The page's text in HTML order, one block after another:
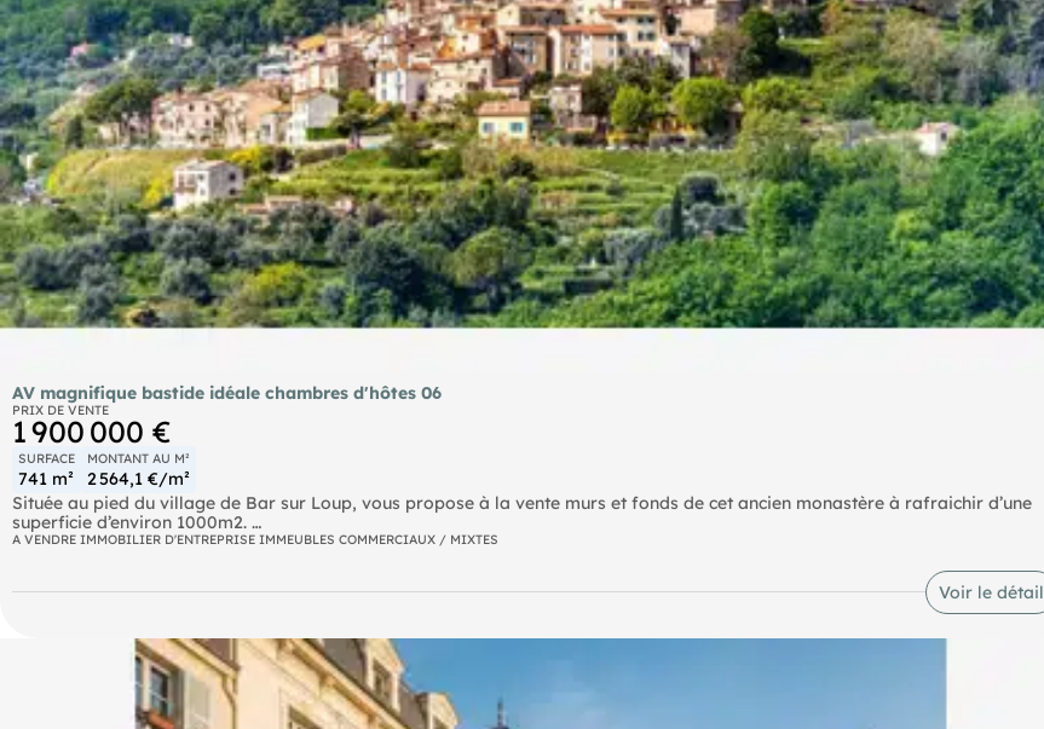
AV magnifique bastide idéale chambres d'hôtes 06
PRIX DE VENTE
1 900 000 €
SURFACE
741 m²
MONTANT AU M²
2 564,1 €/m²
Située au pied du village de Bar sur Loup, vous propose à la vente murs et fonds de cet ancien monastère à rafraichir d’une
superficie d’environ 1000m2.
La propriété bénéficie d'une magnifique vue dégagée sur les collines environnantes.
Au 1er étage, un grand espace, composé de plusieurs chambres , un agréable coin salon.
Un atelier complète ce bien.
Parking à proximité.
A VENDRE IMMOBILIER D'ENTREPRISE IMMEUBLES COMMERCIAUX / MIXTES
Voir le détail